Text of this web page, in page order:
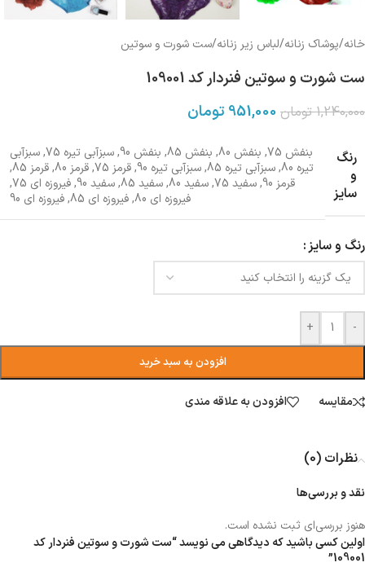
خانه/پوشاک زنانه/لباس زیر زنانه/ست شورت و سوتین
ست شورت و سوتین فنردار کد 109001
1,240,000 تومان 951,000 تومان
رنگ
و
سایز
بنفش 75 , بنفش 80 , بنفش 85 , بنفش 90 ,سبزآبی تیره 75 ,سبزآبی
تیره 80
,سبزآبی تیره 85 ,سبزآبی تیره 90 ,قرمز 75 ,قرمز 80 ,قرمز 85
,
قرمز 90
,سفید 75 ,سفید 80 ,سفید 85 ,سفید 90 ,فیروزه ای 75
,
فیروزه ای 80
,فیروزه ای 85 ,فیروزه ای 90
رنگ و سایز
-
+
افزودن به سبد خرید
مقایسه افزودن به علاقه مندی
نظرات (0)
نقد و بررسی‌ها
هنوز بررسی‌ای ثبت نشده است.
اولین کسی باشید که دیدگاهی می نویسد “ست شورت و سوتین فنردار کد
109001”